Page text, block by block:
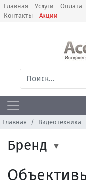
Главная Услуги Оплата
Контакты
Акции
Главная Видеотехника
Бренд